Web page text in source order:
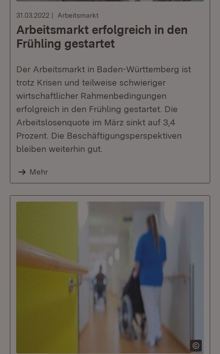
31.03.2022 Arbeitsmarkt
Arbeitsmarkt erfolgreich in den
Frühling gestartet
Der Arbeitsmarkt in Baden-Württemberg ist
trotz Krisen und teilweise schwieriger
wirtschaftlicher Rahmenbedingungen
erfolgreich in den Frühling gestartet. Die
Arbeitslosenquote im März sinkt auf 3,4
Prozent. Die Beschäftigungsperspektiven
bleiben weiterhin gut.
Mehr